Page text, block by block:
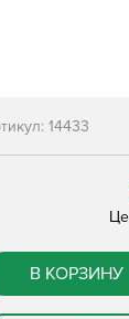
14433
В КОРЗИНУ